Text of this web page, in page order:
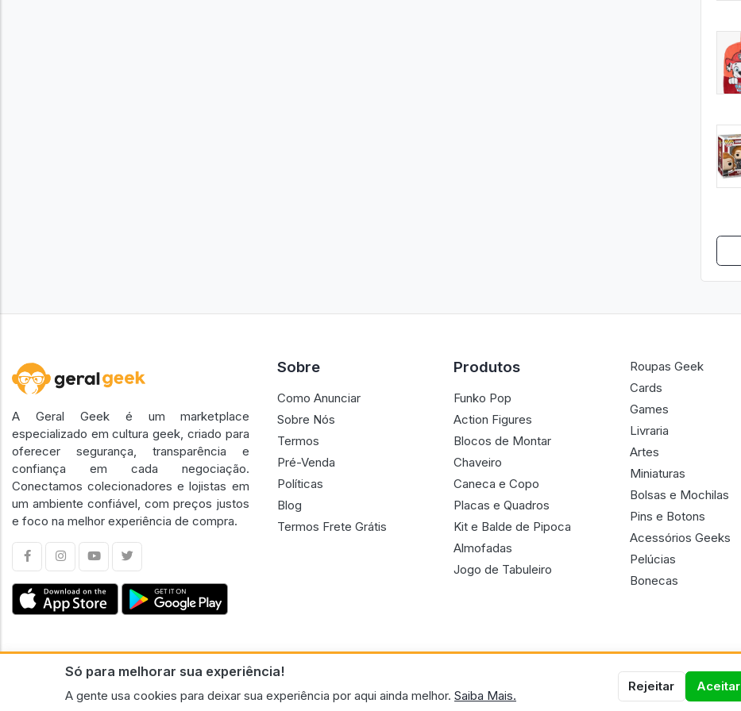
Só para melhorar sua experiência!
A gente usa cookies para deixar sua experiência por aqui ainda melhor. Saiba Mais.
Rejeitar Aceitar
A Geral Geek é um marketplace
especializado em cultura geek, criado para
oferecer segurança, transparência e
confiança em cada negociação.
Conectamos colecionadores e lojistas em
um ambiente confiável, com preços justos
e foco na melhor experiência de compra.
Sobre
Como Anunciar
Sobre Nós
Termos
Pré-Venda
Políticas
Blog
Termos Frete Grátis
Produtos
Funko Pop
Action Figures
Blocos de Montar
Chaveiro
Caneca e Copo
Placas e Quadros
Kit e Balde de Pipoca
Almofadas
Jogo de Tabuleiro
Roupas Geek
Cards
Games
Livraria
Artes
Miniaturas
Bolsas e Mochilas
Pins e Botons
Acessórios Geeks
Pelúcias
Bonecas
CNPJ n.º 30.220.458/0001-17 - GERAL GEEK PORTAL ELETRONICO LTDA.